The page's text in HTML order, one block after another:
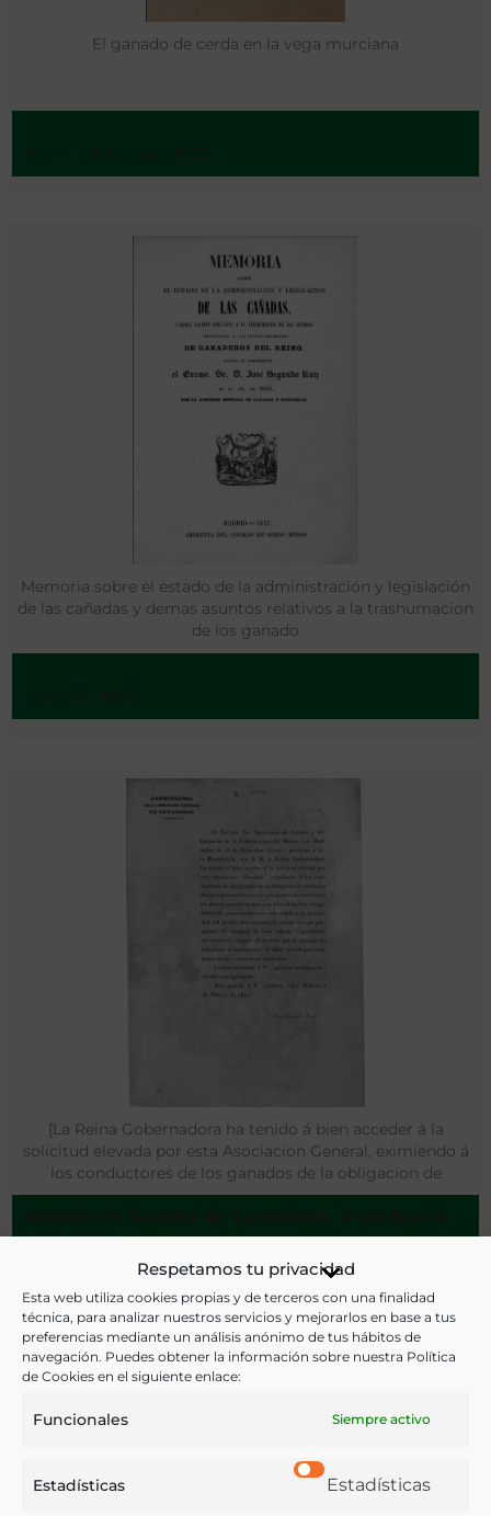
Respetamos tu privacidad
Esta web utiliza cookies propias y de terceros con una finalidad
técnica, para analizar nuestros servicios y mejorarlos en base a tus
preferencias mediante un análisis anónimo de tus hábitos de
navegación. Puedes obtener la información sobre nuestra Política
de Cookies en el siguiente enlace:
Funcionales Siempre activo
Estadísticas Estadísticas
El ganado de cerda en la vega murciana
Memoria sobre el estado de la administración y legislación
de las cañadas y demas asuntos relativos a la trashumacion
de los ganado
[La Reina Gobernadora ha tenido á bien acceder á la
solicitud elevada por esta Asociacion General, eximiendo á
los conductores de los ganados de la obligacion de
refrendar diaria personalmente sus pasaportes…]
[S.l.] - 1840